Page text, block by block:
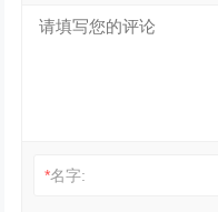
*名字: